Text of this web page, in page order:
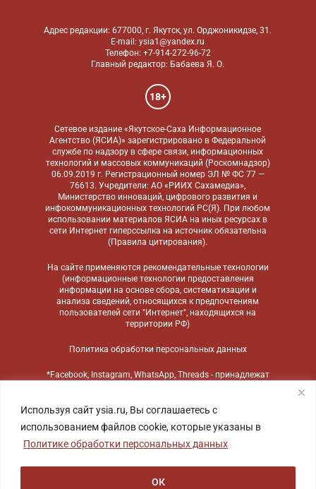
Используя сайт ysia.ru, Вы соглашаетесь с
использованием файлов cookie, которые указаны в
Политике обработки персональных данных
ОК
Адрес редакции: 677000, г. Якутск, ул. Орджоникидзе, 31.
E-mail: ysia1@yandex.ru
Телефон: +7-914-272-96-72
Главный редактор: Бабаева Я. О.
18+
Сетевое издание «Якутское-Саха Информационное
Агентство (ЯСИА)» зарегистрировано в Федеральной
службе по надзору в сфере связи, информационных
технологий и массовых коммуникаций (Роскомнадзор)
06.09.2019 г. Регистрационный номер ЭЛ № ФС 77 —
76613. Учредители: АО «РИИХ Сахамедиа»,
Министерство инноваций, цифрового развития и
инфокоммуникационных технологий РС(Я). При любом
использовании материалов ЯСИА на иных ресурсах в
сети Интернет гиперссылка на источник обязательна
(Правила цитирования).
На сайте применяются рекомендательные технологии
(информационные технологии предоставления
информации на основе сбора, систематизации и
анализа сведений, относящихся к предпочтениям
пользователей сети "Интернет", находящихся на
территории РФ)
Политика обработки персональных данных
*Facebook, Instagram, WhatsApp, Threads - принадлежат